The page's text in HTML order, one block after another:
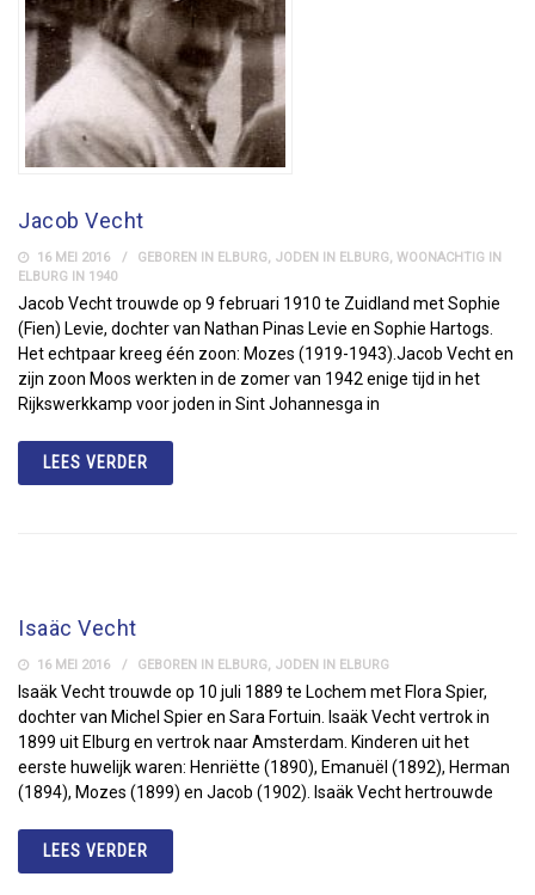
Jacob Vecht
16 MEI 2016 GEBOREN IN ELBURG, JODEN IN ELBURG, WOONACHTIG IN
ELBURG IN 1940
Jacob Vecht trouwde op 9 februari 1910 te Zuidland met Sophie
(Fien) Levie, dochter van Nathan Pinas Levie en Sophie Hartogs.
Het echtpaar kreeg één zoon: Mozes (1919-1943).Jacob Vecht en
zijn zoon Moos werkten in de zomer van 1942 enige tijd in het
Rijkswerkkamp voor joden in Sint Johannesga in
LEES VERDER
Isaäc Vecht
16 MEI 2016 GEBOREN IN ELBURG, JODEN IN ELBURG
Isaäk Vecht trouwde op 10 juli 1889 te Lochem met Flora Spier,
dochter van Michel Spier en Sara Fortuin. Isaäk Vecht vertrok in
1899 uit Elburg en vertrok naar Amsterdam. Kinderen uit het
eerste huwelijk waren: Henriëtte (1890), Emanuël (1892), Herman
(1894), Mozes (1899) en Jacob (1902). Isaäk Vecht hertrouwde
LEES VERDER